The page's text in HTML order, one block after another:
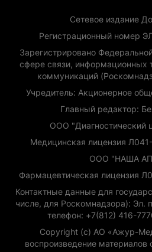
Сетевое издание
Регистрационный номер
Зарегистрировано
сфере связи, информационных
коммуникаций
Учредитель: Акционерное
Главный редактор:
ООО "Диагностический
Медицинская лицензия
ООО "НАША
Фармацевтическая лицензия
Контактные данные для
числе, для Роскомнадзора): Эл.
телефон: +7(812) 416-
Copyright (с) АО «Ажур-
воспроизведение материалов